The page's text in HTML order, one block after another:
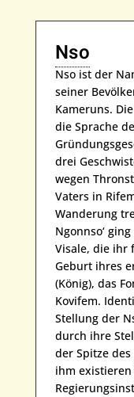
Nso
Nso ist der
seiner
Kameruns.
die Sprache
drei
wegen
Vaters in
Wanderung
Ngonnso‘
Visale, die ihr
Geburt ihres
(König), das
Kovifem.
Stellung der
durch ihre
der Spitze
ihm